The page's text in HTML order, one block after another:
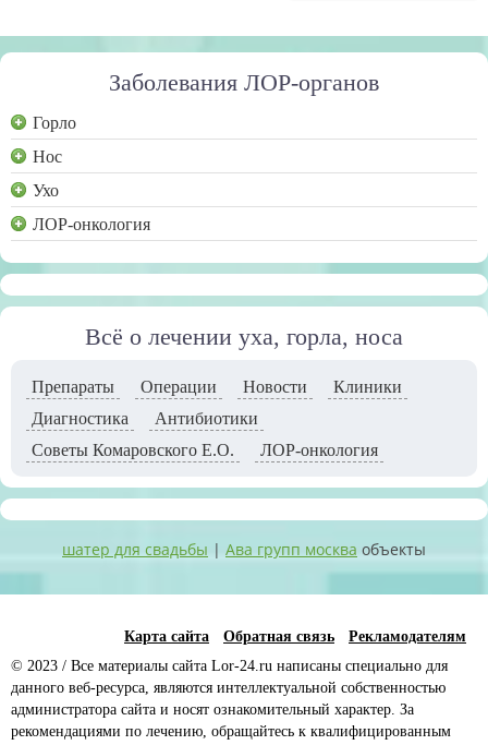
Заболевания ЛОР-органов
Горло
Нос
Ухо
ЛОР-онкология
Всё о лечении уха, горла, носа
Препараты Операции Новости
Клиники
Диагностика
Антибиотики
Советы Комаровского Е.О.
ЛОР-онкология
шатер для свадьбы | Ава групп москва объекты
Карта сайта Обратная связь
Рекламодателям
© 2023 / Все материалы сайта Lor-24.ru написаны специально для
данного веб-ресурса, являются интеллектуальной собственностью
администратора сайта и носят ознакомительный характер. За
рекомендациями по лечению, обращайтесь к квалифицированным